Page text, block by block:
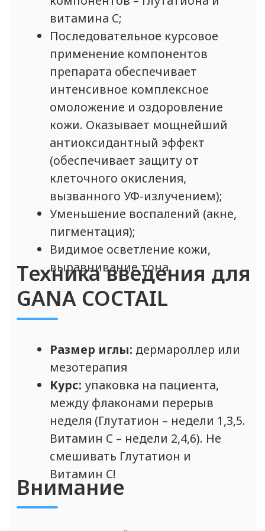
применения
Витамин С неприятен при
введении - для этого можно
использовать слабое разведение
ультракаина и бикарбоната
натрия, при неотягощенном
БЕСПЛАТНО получите
АВТОРСКИЙ ПРОТОКОЛ
на препараты марки
GANA *
Получить протокол
* * только для дипломированных
специалистов-косметологов